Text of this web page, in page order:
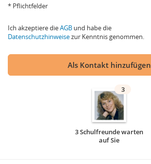
* Pflichtfelder
Ich akzeptiere dieAGB und habe die
Datenschutzhinweisezur Kenntnis genommen.
Als Kontakt hinzufügen
3
3 Schulfreunde warten
auf Sie